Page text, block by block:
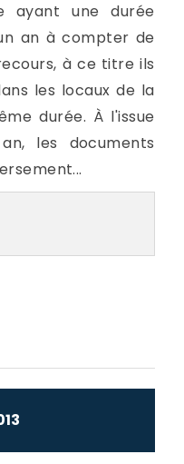
ayant une durée
an à compter de
à ce titre ils
les locaux de la
durée. À l'issue
les documents